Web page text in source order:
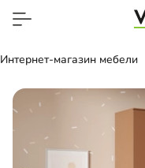
Интернет-магазин мебели